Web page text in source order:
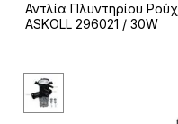
Αντλία Πλυντηρίου
ASKOLL 296021 / 30W